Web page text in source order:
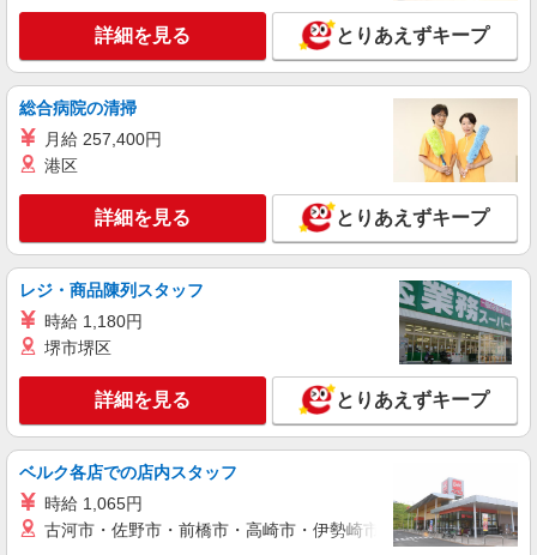
詳細を見る
派遣社員
（株）ウィルオブ・ワークCW 静岡支店/ms220101
時給1400円 ◆前払い・日払い・週払いOK
キープ 詳細を見る
派遣社員
株式会社kotrio /●SZ-H-2014439
静岡駅◆サ高住スタッフ◆穏やかな職場×週
時給1500円〜2125円 ＜日払い有/週払い有/交
通費全支給(ガソリン代含む)＞
静岡駅すぐ
キープ 詳細を見る
詳細を見る とりあえずキープ
総合病院の清掃
月給 257,400円
港区
詳細を見る とりあえずキープ
レジ・商品陳列スタッフ
時給 1,180円
堺市堺区
詳細を見る とりあえずキープ
ベルク各店での店内スタッフ
時給 1,065円
古河市・佐野市・前橋市・高崎市・伊勢崎市・太田市・館林市